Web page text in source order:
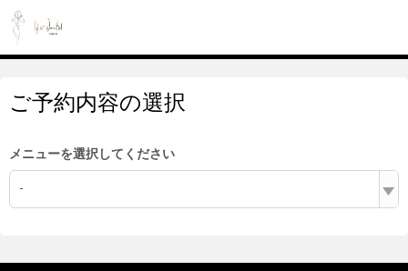
ご予約内容の選択
メニューを選択してください
-